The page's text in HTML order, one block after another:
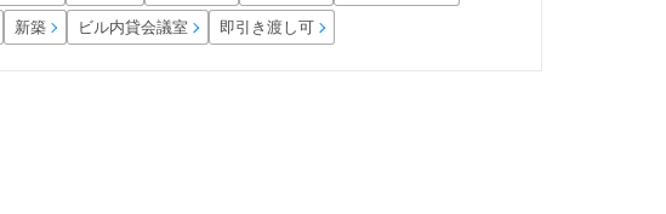
新築 ビル内貸会議室 即引き渡し可